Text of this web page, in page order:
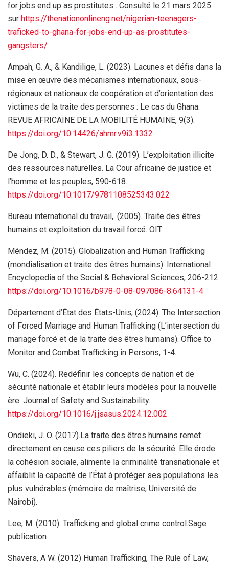
for jobs end up as prostitutes . Consulté le 21 mars 2025
sur https://thenationonlineng.net/nigerian-teenagers-
traficked-to-ghana-for-jobs-end-up-as-prostitutes-
gangsters/
Ampah, G. A., & Kandilige, L. (2023). Lacunes et défis dans la
mise en œuvre des mécanismes internationaux, sous-
régionaux et nationaux de coopération et d’orientation des
victimes de la traite des personnes : Le cas du Ghana.
REVUE AFRICAINE DE LA MOBILITÉ HUMAINE, 9(3).
https://doi.org/10.14426/ahmr.v9i3.1332
De Jong, D. D., & Stewart, J. G. (2019). L’exploitation illicite
des ressources naturelles. La Cour africaine de justice et
l’homme et les peuples, 590-618.
https://doi.org/10.1017/9781108525343.022
Bureau international du travail,. (2005). Traite des êtres
humains et exploitation du travail forcé. OIT.
Méndez, M. (2015). Globalization and Human Trafficking
(mondialisation et traite des êtres humains). International
Encyclopedia of the Social & Behavioral Sciences, 206-212.
https://doi.org/10.1016/b978-0-08-097086-8.64131-4
Département d’État des États-Unis, (2024). The Intersection
of Forced Marriage and Human Trafficking (L’intersection du
mariage forcé et de la traite des êtres humains). Office to
Monitor and Combat Trafficking in Persons, 1-4.
Wu, C. (2024). Redéfinir les concepts de nation et de
sécurité nationale et établir leurs modèles pour la nouvelle
ère. Journal of Safety and Sustainability.
https://doi.org/10.1016/j.jsasus.2024.12.002
Ondieki, J. O. (2017).La traite des êtres humains remet
directement en cause ces piliers de la sécurité. Elle érode
la cohésion sociale, alimente la criminalité transnationale et
affaiblit la capacité de l’État à protéger ses populations les
plus vulnérables (mémoire de maîtrise, Université de
Nairobi).
Lee, M. (2010). Trafficking and global crime control.Sage
publication
Shavers, A W. (2012) Human Trafficking, The Rule of Law,